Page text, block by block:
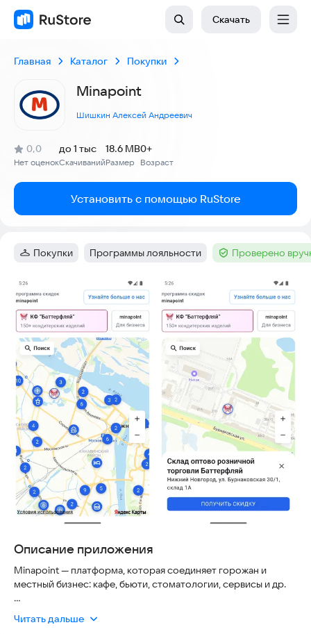
Скачать
Главная Каталог Покупки
Minapoint
Шишкин Алексей Андреевич
Рейтинг:
0,0
(
Нет оценок
)
Скачиваний
до 1 тыс
Размер
18.6 MB
Возраст
0+
Установить с помощью RuStore
Категория:
Покупки Тег:
Программы лояльности Тег :Проверено
Скриншоты
Описание приложения
Minapoint — платформа, которая соединяет горожан и
местный бизнес: кафе, бьюти, стоматологии, сервисы и др.
получайте скидку до 30% на весь чек
Читать дальше